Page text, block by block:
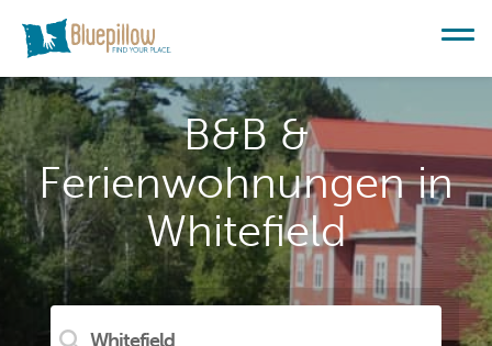
B&B &
Ferienwohnungen in
Whitefield